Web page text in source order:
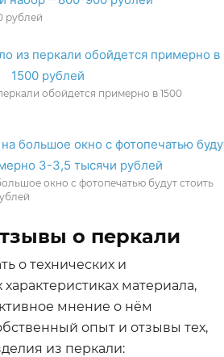
рублей
обойдется примерно в 1500
окно с фотопечатью будут стоить
о перкали
о технических и
материала,
мнение о нём
опыт и отзывы тех,
из перкали: